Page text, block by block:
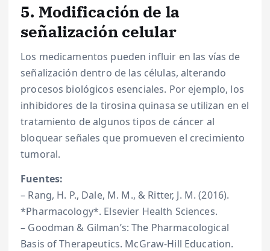
5. Modificación de la
señalización celular
Los medicamentos pueden influir en las vías de
señalización dentro de las células, alterando
procesos biológicos esenciales. Por ejemplo, los
inhibidores de la tirosina quinasa se utilizan en el
tratamiento de algunos tipos de cáncer al
bloquear señales que promueven el crecimiento
tumoral.
Fuentes:
– Rang, H. P., Dale, M. M., & Ritter, J. M. (2016).
*Pharmacology*. Elsevier Health Sciences.
– Goodman & Gilman’s: The Pharmacological
Basis of Therapeutics. McGraw-Hill Education.